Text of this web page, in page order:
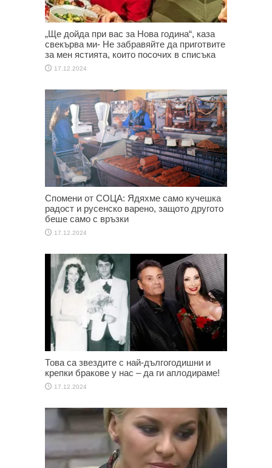
„Ще дойда при вас за Нова година“, каза
свекърва ми- Не забравяйте да приготвите
за мен ястията, които посочих в списъка
17.12.2024
Спомени от СОЦА: Ядяхме само кучешка
радост и русенско варено, защото другото
беше само с връзки
17.12.2024
Това са звездите с най-дългогодишни и
крепки бракове у нас – да ги аплодираме!
17.12.2024